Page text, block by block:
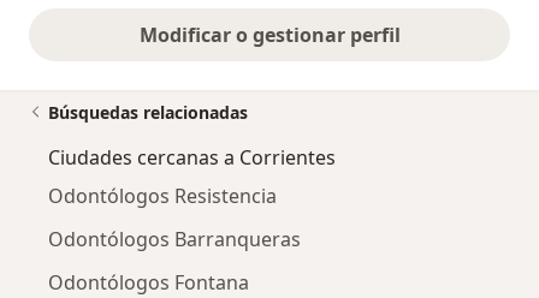
Modificar o gestionar perfil
Búsquedas relacionadas
Ciudades cercanas a Corrientes
Odontólogos Resistencia
Odontólogos Barranqueras
Odontólogos Fontana